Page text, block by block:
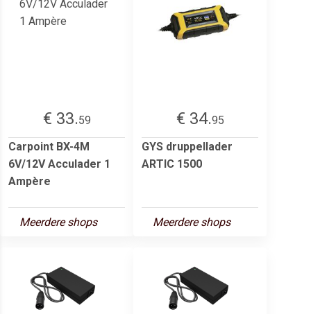
€ 33.59
Carpoint BX-4M
6V/12V Acculader 1
Ampère
Meerdere shops
€ 34.95
GYS druppellader
ARTIC 1500
Meerdere shops